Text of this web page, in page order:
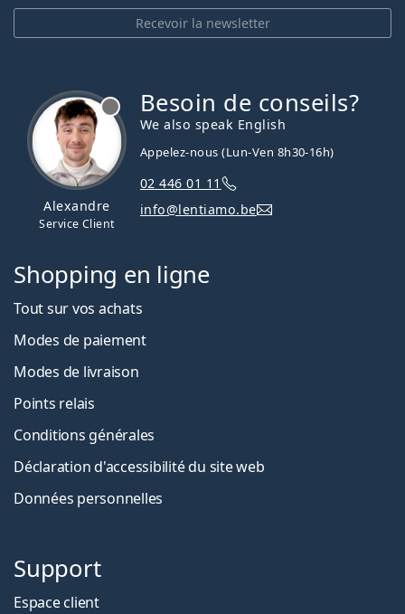
Recevoir la newsletter
Alexandre
Service Client
Besoin de conseils?
We also speak English
Appelez-nous (Lun-Ven 8h30-16h)
02 446 01 11
info@lentiamo.be
Shopping en ligne
Tout sur vos achats
Modes de paiement
Modes de livraison
Points relais
Conditions générales
Déclaration d'accessibilité du site web
Données personnelles
Support
Espace client